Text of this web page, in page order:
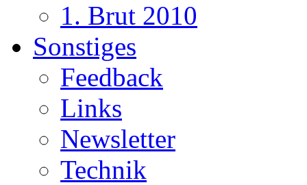
1. Brut 2010
Sonstiges
Feedback
Links
Newsletter
Technik